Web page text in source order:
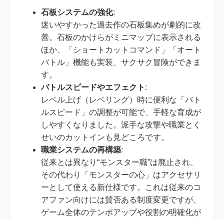
石板システムの強化:
迷いやすかった過去作の石板集めが劇的に改
善。石板のかけらがミニマップに表示される
ほか、「ショートカットコマンド」「オート
バトル」機能も実装、サクサク冒険ができま
す。
バトルスピードやエフェクト :
レベル上げ（レベリング）時に便利な「バト
ルスピード」の調整が可能で、手軽な育成が
しやすくなりました。派手な攻撃や職業とく
せいのカットインも見どころです。
職業システムの再構築:
従来とは異なり“モンスター職”は廃止され、
その代わり「モンスターの心」はアクセサリ
ーとして使える新仕様です。これは従来のコ
アファン向けには賛否ある制度変更ですが、
ゲーム全体のテンポアップや役割の明確化が